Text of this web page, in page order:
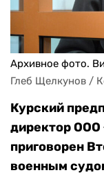
Архивное фото.
Глеб Щелкунов /
Курский
директор ООО
приговорен
военным